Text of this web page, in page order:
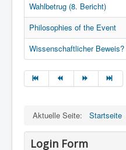
Wahlbetrug (8. Bericht)
Philosophies of the Event
Wissenschaftlicher Beweis?
Aktuelle Seite: Startseite
Login Form